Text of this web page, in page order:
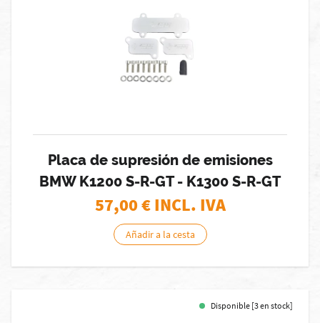
Placa de supresión de emisiones
BMW K1200 S-R-GT - K1300 S-R-GT
57,00€ INCL. IVA
Añadir a la cesta
Disponible [3 en stock]